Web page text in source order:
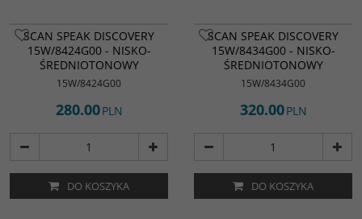
SCAN SPEAK DISCOVERY
15W/8424G00 - NISKO-
ŚREDNIOTONOWY
15W/8424G00
280.00PLN
DO KOSZYKA
SCAN SPEAK DISCOVERY
15W/8434G00 - NISKO-
ŚREDNIOTONOWY
15W/8434G00
320.00PLN
DO KOSZYKA